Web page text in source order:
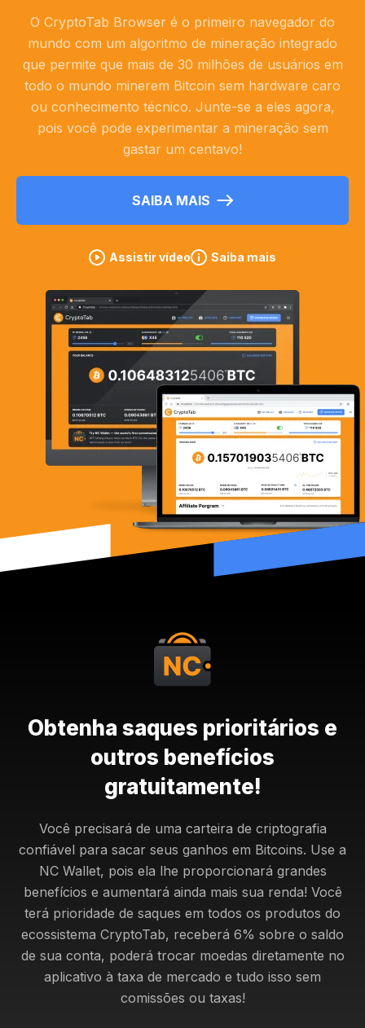
O CryptoTab Browser é o primeiro navegador do
mundo com um algoritmo de mineração integrado
que permite que mais de 30 milhões de usuários em
todo o mundo minerem Bitcoin sem hardware caro
ou conhecimento técnico. Junte-se a eles agora,
pois você pode experimentar a mineração sem
gastar um centavo!
SAIBA MAIS
Assistir vídeo Saiba mais
Obtenha saques prioritários e
outros benefícios
gratuitamente!
Você precisará de uma carteira de criptografia
confiável para sacar seus ganhos em Bitcoins. Use a
NC Wallet, pois ela lhe proporcionará grandes
benefícios e aumentará ainda mais sua renda! Você
terá prioridade de saques em todos os produtos do
ecossistema CryptoTab, receberá 6% sobre o saldo
de sua conta, poderá trocar moedas diretamente no
aplicativo à taxa de mercado e tudo isso sem
comissões ou taxas!